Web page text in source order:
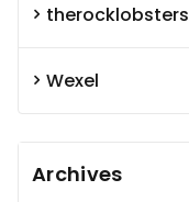
therocklobsters
Wexel
Archives